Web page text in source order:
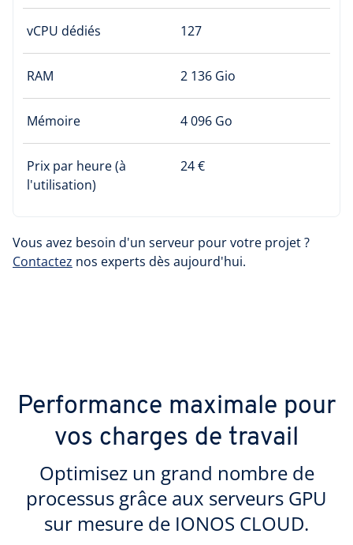
vCPU dédiés 127
RAM 2 136 Gio
Mémoire 4 096 Go
Prix par heure (à
l'utilisation)
24 €
Vous avez besoin d'un serveur pour votre projet ?
Contactez nos experts dès aujourd'hui.
Performance maximale pour
vos charges de travail
Optimisez un grand nombre de
processus grâce aux serveurs GPU
sur mesure de IONOS CLOUD.